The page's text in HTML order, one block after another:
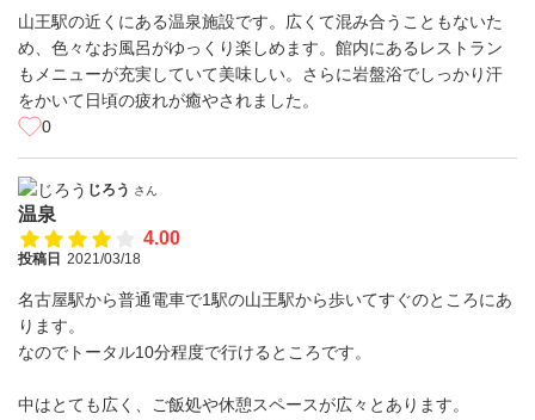
山王駅の近くにある温泉施設です。広くて混み合うこともないた
め、色々なお風呂がゆっくり楽しめます。館内にあるレストラン
もメニューが充実していて美味しい。さらに岩盤浴でしっかり汗
をかいて日頃の疲れが癒やされました。
0
じろう さん
温泉
4.00
投稿日 2021/03/18
名古屋駅から普通電車で1駅の山王駅から歩いてすぐのところにあ
ります。
なのでトータル10分程度で行けるところです。
中はとても広く、ご飯処や休憩スペースが広々とあります。